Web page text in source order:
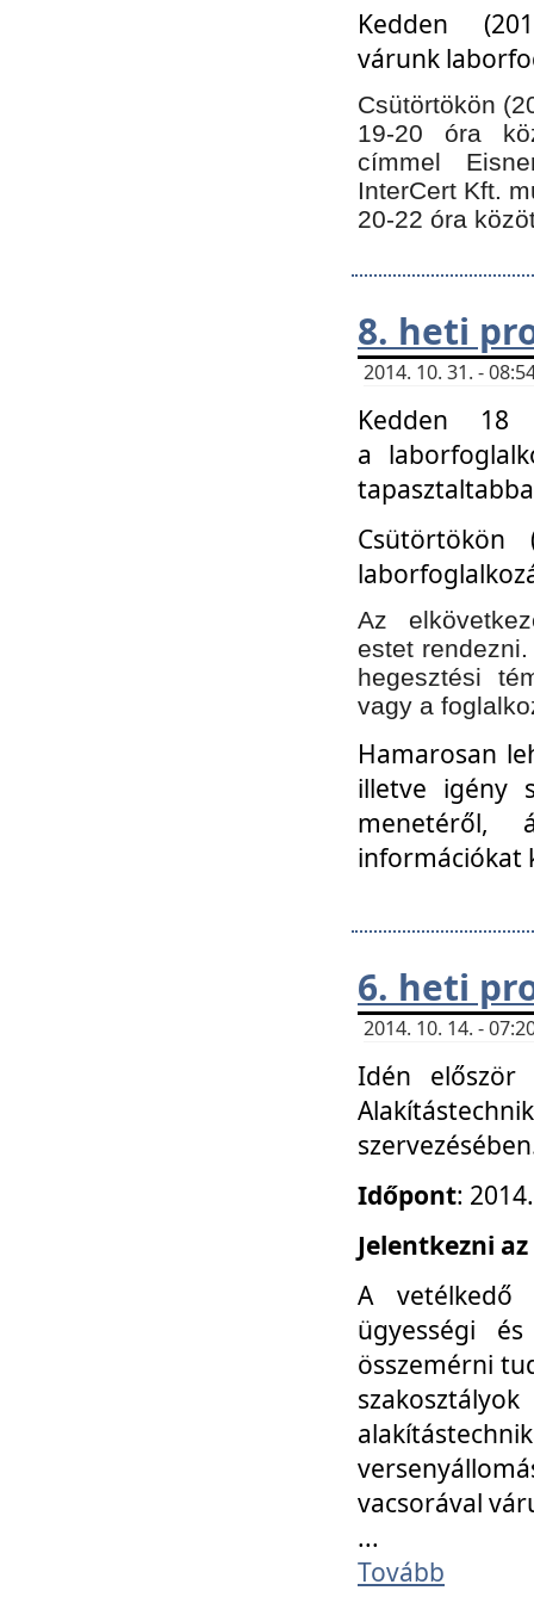
Kedden
várunk
Csütörtökön
19-20 óra
címmel
InterCert Kft.
20-22 óra
8. heti
2014. 10. 31. -
Kedden 18
a
Az
estet
hegesztési
vagy a
Hamarosan
illetve igény
menetéről,
információkat
6. heti
2014. 10. 14. -
Idén
Időpont:
Jelentkezni az
A vetélkedő
ügyességi
összemérni
vacsorával
...
Tovább